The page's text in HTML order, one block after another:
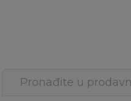
Pronađite u